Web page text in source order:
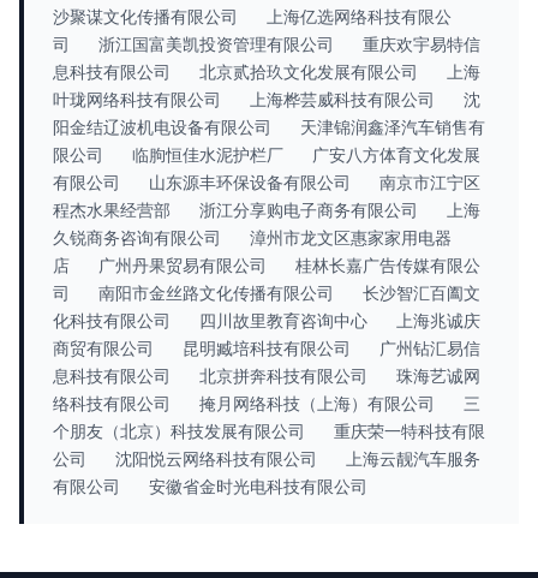
沙聚谋文化传播有限公司
上海亿选网络科技有限公
司
浙江国富美凯投资管理有限公司
重庆欢宇易特信
息科技有限公司
北京贰拾玖文化发展有限公司
上海
叶珑网络科技有限公司
上海桦芸威科技有限公司
沈
阳金结辽波机电设备有限公司
天津锦润鑫泽汽车销售有
限公司
临朐恒佳水泥护栏厂
广安八方体育文化发展
有限公司
山东源丰环保设备有限公司
南京市江宁区
程杰水果经营部
浙江分享购电子商务有限公司
上海
久锐商务咨询有限公司
漳州市龙文区惠家家用电器
店
广州丹果贸易有限公司
桂林长嘉广告传媒有限公
司
南阳市金丝路文化传播有限公司
长沙智汇百阖文
化科技有限公司
四川故里教育咨询中心
上海兆诚庆
商贸有限公司
昆明臧培科技有限公司
广州钻汇易信
息科技有限公司
北京拼奔科技有限公司
珠海艺诚网
络科技有限公司
掩月网络科技（上海）有限公司
三
个朋友（北京）科技发展有限公司
重庆荣一特科技有限
公司
沈阳悦云网络科技有限公司
上海云靓汽车服务
有限公司
安徽省金时光电科技有限公司